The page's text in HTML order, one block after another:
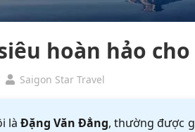
hoàn hảo
Saigon Star Travel
làĐặng Văn Đẳng, thường được